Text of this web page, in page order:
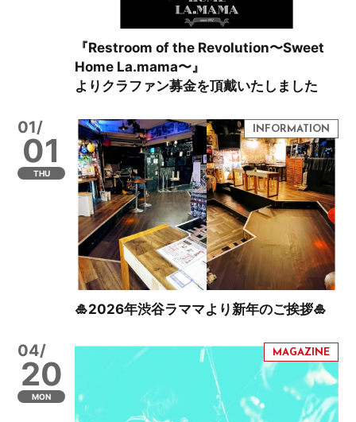
『Restroom of the Revolution〜Sweet
Home La.mama〜』
よりクラファン募金を頂戴いたしました
01/
01
THU
🎍2026年渋谷ラママより新年のご挨拶🎍
04/
20
MON